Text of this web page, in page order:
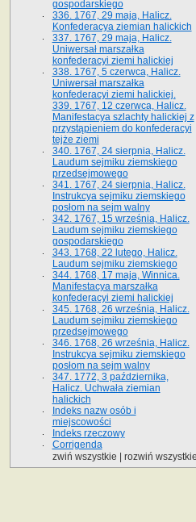
gospodarskiego
336. 1767, 29 maja, Halicz.
Konfederacya ziemian halickich
337. 1767, 29 maja, Halicz.
Uniwersał marszałka
konfederacyi ziemi halickiej
338. 1767, 5 czerwca, Halicz.
Uniwersał marszałka
konfederacyi ziemi halickiej.
339. 1767, 12 czerwca, Halicz.
Manifestacya szlachty halickiej z
przystąpieniem do konfederacyi
tejże ziemi
340. 1767, 24 sierpnia, Halicz.
Laudum sejmiku ziemskiego
przedsejmowego
341. 1767, 24 sierpnia, Halicz.
Instrukcya sejmiku ziemskiego
posłom na sejm walny
342. 1767, 15 września, Halicz.
Laudum sejmiku ziemskiego
gospodarskiego
343. 1768, 22 lutego, Halicz.
Laudum sejmiku ziemskiego
344. 1768, 17 maja, Winnica.
Manifestacya marszałka
konfederacyi ziemi halickiej
345. 1768, 26 września, Halicz.
Laudum sejmiku ziemskiego
przedsejmowego
346. 1768, 26 września, Halicz.
Instrukcya sejmiku ziemskiego
posłom na sejm walny
347. 1772, 3 października,
Halicz. Uchwała ziemian
halickich
Indeks nazw osób i
miejscowości
Indeks rzeczowy
Corrigenda
zwiń wszystkie
rozwiń wszystkie